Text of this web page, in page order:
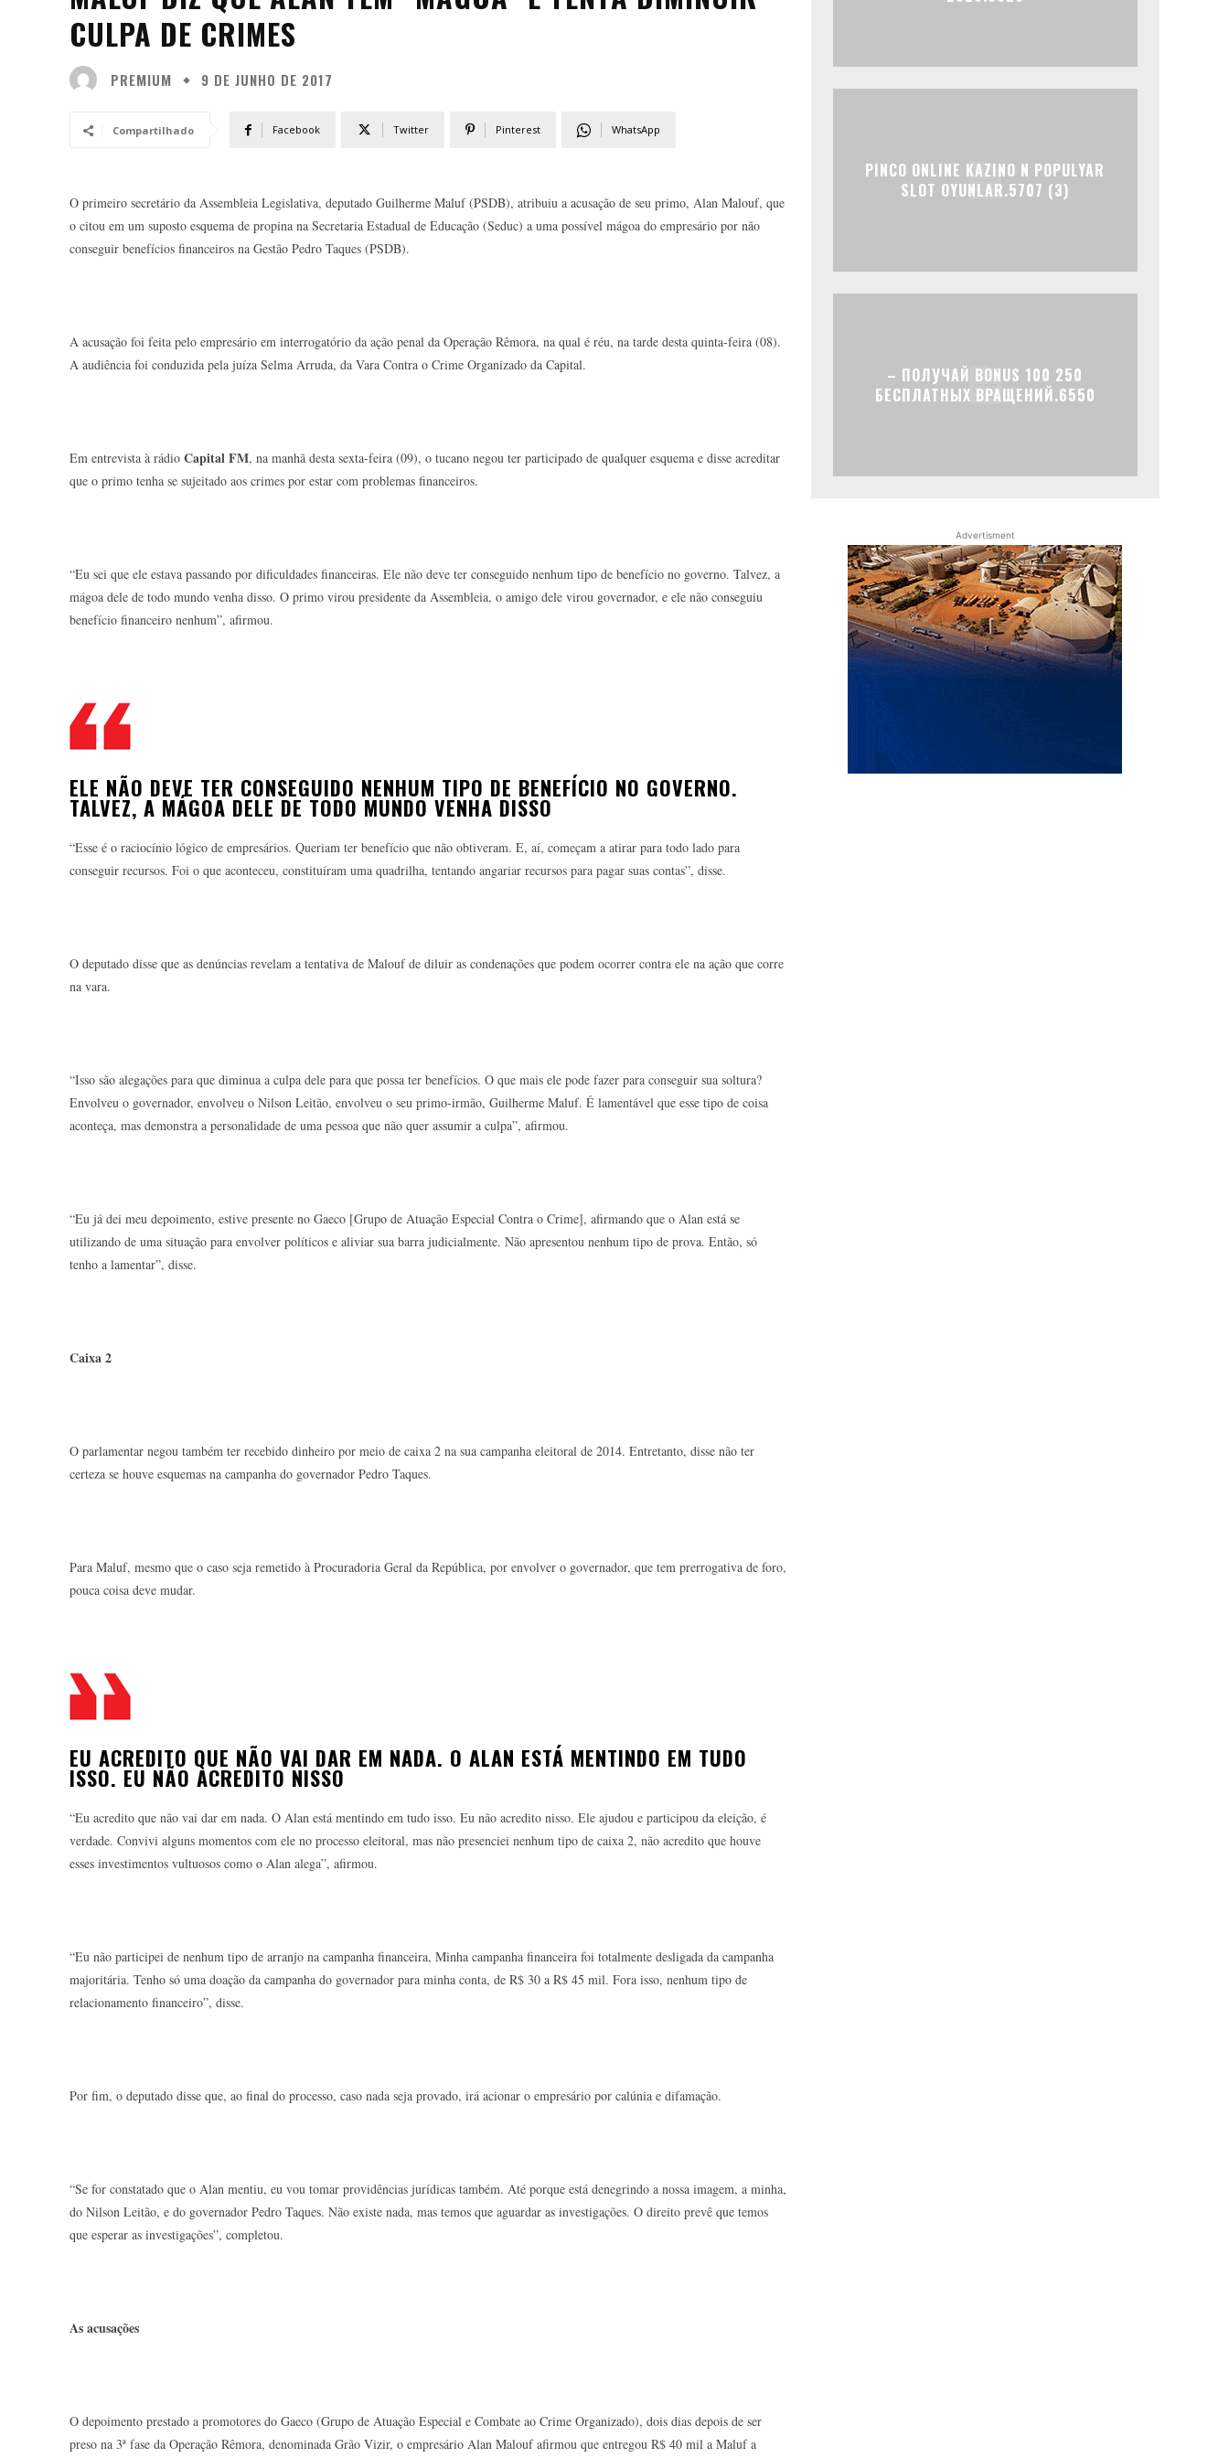
CULPA DE CRIMES
PREMIUM 9 DE JUNHO DE 2017
Compartilhado Facebook Twitter Pinterest WhatsApp
O primeiro secretário da Assembleia Legislativa, deputado Guilherme Maluf (PSDB), atribuiu a acusação de seu primo, Alan Malouf, que
o citou em um suposto esquema de propina na Secretaria Estadual de Educação (Seduc) a uma possível mágoa do empresário por não
conseguir benefícios financeiros na Gestão Pedro Taques (PSDB).
A acusação foi feita pelo empresário em interrogatório da ação penal da Operação Rêmora, na qual é réu, na tarde desta quinta-feira (08).
A audiência foi conduzida pela juíza Selma Arruda, da Vara Contra o Crime Organizado da Capital.
Em entrevista à rádio Capital FM, na manhã desta sexta-feira (09), o tucano negou ter participado de qualquer esquema e disse acreditar
que o primo tenha se sujeitado aos crimes por estar com problemas financeiros.
“Eu sei que ele estava passando por dificuldades financeiras. Ele não deve ter conseguido nenhum tipo de benefício no governo. Talvez, a
mágoa dele de todo mundo venha disso. O primo virou presidente da Assembleia, o amigo dele virou governador, e ele não conseguiu
benefício financeiro nenhum”, afirmou.
ELE NÃO DEVE TER CONSEGUIDO NENHUM TIPO DE BENEFÍCIO NO GOVERNO.
TALVEZ, A MÁGOA DELE DE TODO MUNDO VENHA DISSO
“Esse é o raciocínio lógico de empresários. Queriam ter benefício que não obtiveram. E, aí, começam a atirar para todo lado para
conseguir recursos. Foi o que aconteceu, constituíram uma quadrilha, tentando angariar recursos para pagar suas contas”, disse.
O deputado disse que as denúncias revelam a tentativa de Malouf de diluir as condenações que podem ocorrer contra ele na ação que corre
na vara.
“Isso são alegações para que diminua a culpa dele para que possa ter benefícios. O que mais ele pode fazer para conseguir sua soltura?
Envolveu o governador, envolveu o Nilson Leitão, envolveu o seu primo-irmão, Guilherme Maluf. É lamentável que esse tipo de coisa
aconteça, mas demonstra a personalidade de uma pessoa que não quer assumir a culpa”, afirmou.
“Eu já dei meu depoimento, estive presente no Gaeco [Grupo de Atuação Especial Contra o Crime], afirmando que o Alan está se
utilizando de uma situação para envolver políticos e aliviar sua barra judicialmente. Não apresentou nenhum tipo de prova. Então, só
tenho a lamentar”, disse.
Caixa 2
O parlamentar negou também ter recebido dinheiro por meio de caixa 2 na sua campanha eleitoral de 2014. Entretanto, disse não ter
certeza se houve esquemas na campanha do governador Pedro Taques.
Para Maluf, mesmo que o caso seja remetido à Procuradoria Geral da República, por envolver o governador, que tem prerrogativa de foro,
pouca coisa deve mudar.
EU ACREDITO QUE NÃO VAI DAR EM NADA. O ALAN ESTÁ MENTINDO EM TUDO
ISSO. EU NÃO ACREDITO NISSO
“Eu acredito que não vai dar em nada. O Alan está mentindo em tudo isso. Eu não acredito nisso. Ele ajudou e participou da eleição, é
verdade. Convivi alguns momentos com ele no processo eleitoral, mas não presenciei nenhum tipo de caixa 2, não acredito que houve
esses investimentos vultuosos como o Alan alega”, afirmou.
“Eu não participei de nenhum tipo de arranjo na campanha financeira, Minha campanha financeira foi totalmente desligada da campanha
majoritária. Tenho só uma doação da campanha do governador para minha conta, de R$ 30 a R$ 45 mil. Fora isso, nenhum tipo de
relacionamento financeiro”, disse.
Por fim, o deputado disse que, ao final do processo, caso nada seja provado, irá acionar o empresário por calúnia e difamação.
“Se for constatado que o Alan mentiu, eu vou tomar providências jurídicas também. Até porque está denegrindo a nossa imagem, a minha,
do Nilson Leitão, e do governador Pedro Taques. Não existe nada, mas temos que aguardar as investigações. O direito prevê que temos
que esperar as investigações”, completou.
As acusações
O depoimento prestado a promotores do Gaeco (Grupo de Atuação Especial e Combate ao Crime Organizado), dois dias depois de ser
preso na 3ª fase da Operação Rêmora, denominada Grão Vizir, o empresário Alan Malouf afirmou que entregou R$ 40 mil a Maluf a
PINCO ONLINE KAZINO N POPULYAR
SLOT OYUNLAR.5707 (3)
– ПОЛУЧАЙ BONUS 100 250
БЕСПЛАТНЫХ ВРАЩЕНИЙ.6550
Advertisment